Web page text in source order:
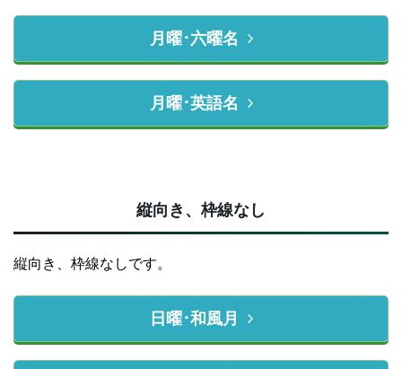
月曜･六曜名
月曜･英語名
縦向き、枠線なし
縦向き、枠線なしです。
日曜･和風月